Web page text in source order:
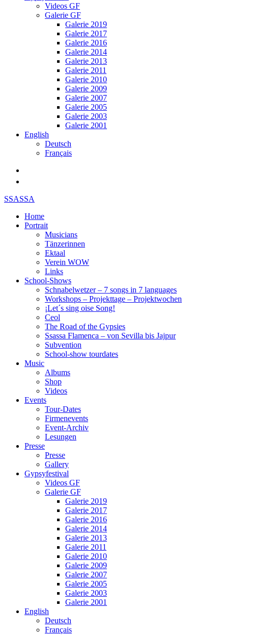
Videos GF
Galerie GF
Galerie 2019
Galerie 2017
Galerie 2016
Galerie 2014
Galerie 2013
Galerie 2011
Galerie 2010
Galerie 2009
Galerie 2007
Galerie 2005
Galerie 2003
Galerie 2001
English
Deutsch
Français
SSASSA
Home
Portrait
Musicians
Tänzerinnen
Ektaal
Verein WOW
Links
School-Shows
Schnabelwetzer – 7 songs in 7 languages
Workshops – Projekttage – Projektwochen
¡Let´s sing oise Song!
Ceol
The Road of the Gypsies
Ssassa Flamenca – von Sevilla bis Jajpur
Subvention
School-show tourdates
Music
Albums
Shop
Videos
Events
Tour-Dates
Firmenevents
Event-Archiv
Lesungen
Presse
Presse
Gallery
Gypsyfestival
Videos GF
Galerie GF
Galerie 2019
Galerie 2017
Galerie 2016
Galerie 2014
Galerie 2013
Galerie 2011
Galerie 2010
Galerie 2009
Galerie 2007
Galerie 2005
Galerie 2003
Galerie 2001
English
Deutsch
Français